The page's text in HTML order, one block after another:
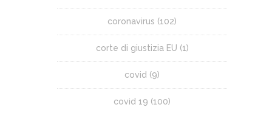
coronavirus (102)
corte di giustizia EU (1)
covid (9)
covid 19 (100)